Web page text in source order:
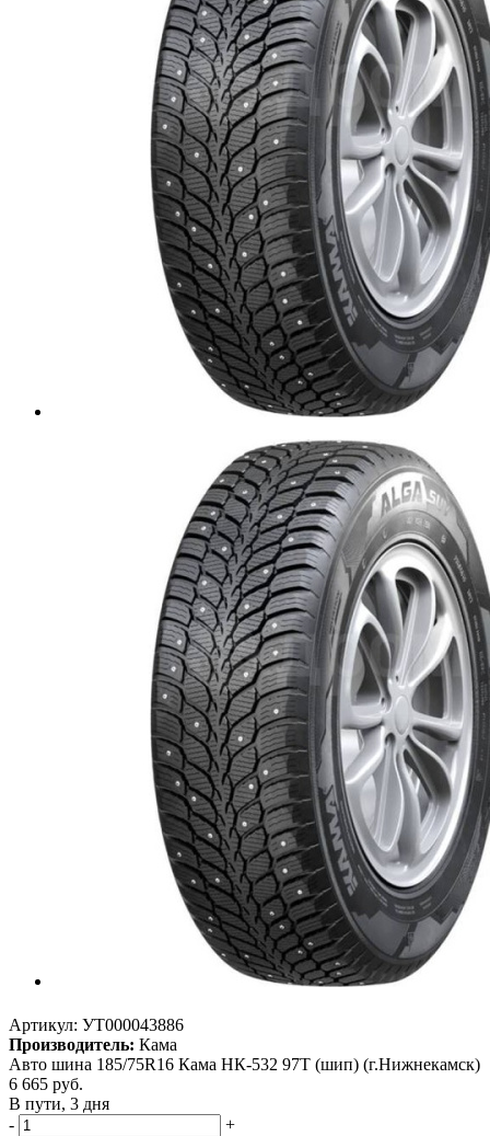
Артикул: УТ000043886
Производитель: Кама
Авто шина 185/75R16 Кама НК-532 97T (шип) (г.Нижнекамск)
6 665 руб.
В пути, 3 дня
-
+